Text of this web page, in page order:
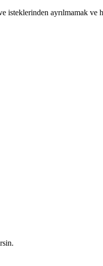
isteklerinden ayrılmamak ve